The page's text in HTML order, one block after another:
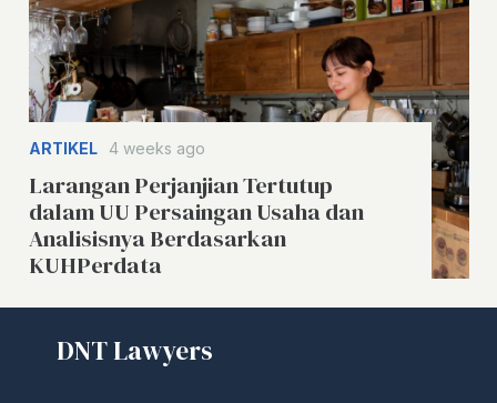
ARTIKEL 4 weeks ago
Larangan Perjanjian Tertutup
dalam UU Persaingan Usaha dan
Analisisnya Berdasarkan
KUHPerdata
DNT Lawyers